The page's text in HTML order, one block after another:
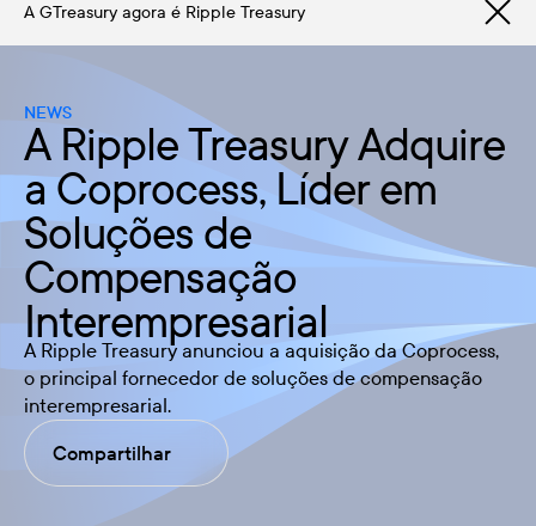
A GTreasury agora é Ripple Treasury
NEWS
A Ripple Treasury Adquire
a Coprocess, Líder em
Soluções de
Compensação
Interempresarial
A Ripple Treasury anunciou a aquisição da Coprocess,
o principal fornecedor de soluções de compensação
interempresarial.
Compartilhar